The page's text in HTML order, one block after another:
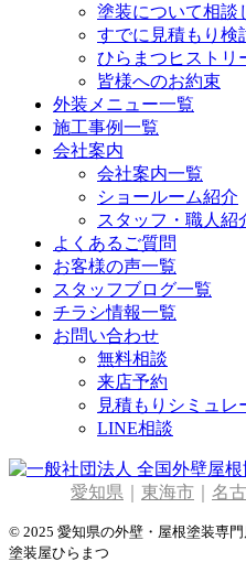
塗装について相談
すでに見積もり検
ひらまつヒストリ
皆様へのお約束
外装メニュー一覧
施工事例一覧
会社案内
会社案内一覧
ショールーム紹介
スタッフ・職人紹
よくあるご質問
お客様の声一覧
スタッフブログ一覧
チラシ情報一覧
お問い合わせ
無料相談
来店予約
見積もりシミュレ
LINE相談
愛知県 東海市 名
© 2025 愛知県の外壁・屋根塗装専
塗装屋ひらまつ